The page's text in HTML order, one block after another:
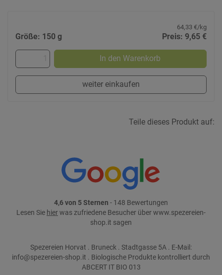
64,33 €/kg
Größe: 150 g Preis: 9,65 €
In den Warenkorb
weiter einkaufen
Teile dieses Produkt auf:
4,6 von 5 Sternen - 148 Bewertungen
Lesen Sie hierwas zufriedene Besucher über www.spezereien-
shop.it sagen
Spezereien Horvat . Bruneck . Stadtgasse 5A . E-Mail:
info@spezereien-shop.it . Biologische Produkte kontrolliert durch
ABCERT IT BIO 013